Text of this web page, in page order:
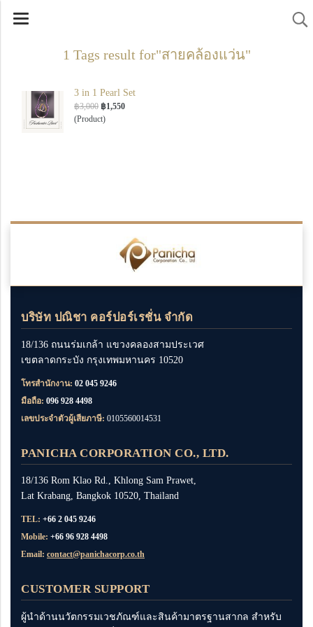
1 Tags result for"สายคล้องแว่น"
3 in 1 Pearl Set
฿3,000 ฿1,550
(Product)
บริษัท ปณิชา คอร์ปอร์เรชั่น จำกัด
18/136 ถนนร่มเกล้า แขวงคลองสามประเวศ
เขตลาดกระบัง กรุงเทพมหานคร 10520
โทรสำนักงาน: 02 045 9246
มือถือ: 096 928 4498
เลขประจำตัวผู้เสียภาษี: 0105560014531
PANICHA CORPORATION CO., LTD.
18/136 Rom Klao Rd., Khlong Sam Prawet,
Lat Krabang, Bangkok 10520, Thailand
TEL: +66 2 045 9246
Mobile: +66 96 928 4498
Email: contact@panichacorp.co.th
CUSTOMER SUPPORT
ผู้นำด้านนวัตกรรมเวชภัณฑ์และสินค้ามาตรฐานสากล สำหรับ